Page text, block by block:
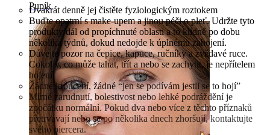
Pupík
Dvakrát denně jej čistěte fyziologickým roztokem
Buďte opatrní s make-upem a jinou péči o pleť. Udržte tyto
produkty dál od propíchnuté oblasti a to klidně po dobu
několika týdnů, dokud nedojde k úplnému zahojení.
Dávejte pozor na čepice, kapuce, ručníky a zvědavé ruce.
Cokoliv, co může tahat, třít a nebo se zachytit, je nepřítelem
hojení.
Žádné kroucení, žádné “jen se podívám jestli se to hojí”
Mírné zarudnutí, bolestivost nebo lehké podráždění je
zpočátku normální. Pokud dva nebo více z těchto příznaků
přetrvávají nebo se po několika dnech zhoršují, kontaktujte
svého piercera.